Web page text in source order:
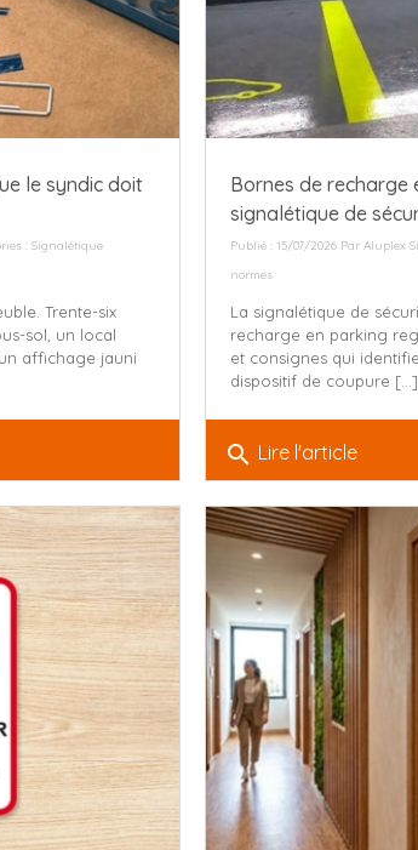
le syndic doit
: Signalétique
Trente-six
sol, un local
affichage jauni
Bornes de recharge
signalétique de
Publié : 15/07/2026 Par Aluplex
normes
La signalétique de
recharge en parking
et consignes qui
dispositif de coupure [...]
search Lire l'article